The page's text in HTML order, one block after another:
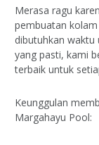
Merasa ragu
pembuatan
dibutuhkan waktu
yang pasti, kami
terbaik untuk
Keunggulan
Margahayu Pool: